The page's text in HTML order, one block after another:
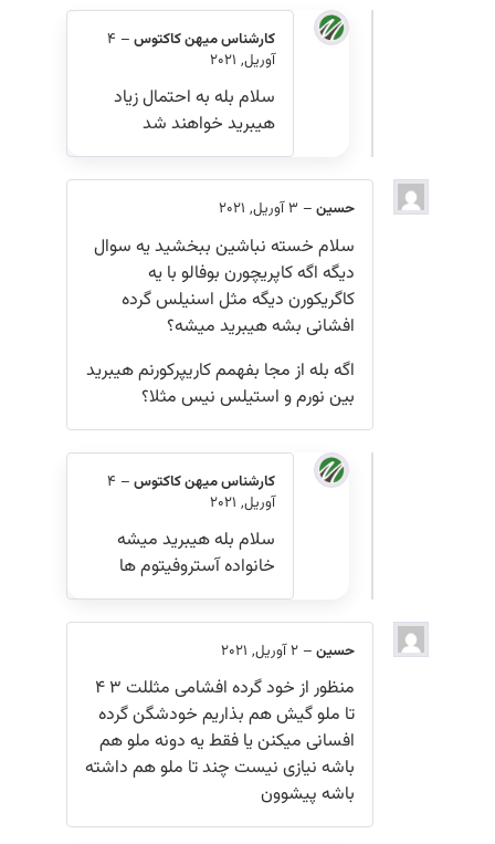
کارشناس میهن کاکتوس–
4
سلام بله به احتمال زیاد
هیبرید خواهند شد
حسین–3 آوریل, 2021
سلام خسته نباشین ببخشید یه سوال
دیگه اگه کاپریچورن بوفالو با یه
کاگریکورن دیگه مثل اسنیلس گرده
افشانی بشه هیبرید میشه؟
اگه بله از مجا بفهمم کاریپرکورنم هیبرید
بین نورم و استیلس نیس مثلا؟
کارشناس میهن کاکتوس–
4
سلام بله هیبرید میشه
خانواده آستروفیتوم ها
حسین–2 آوریل, 2021
منظور از خود گرده افشامی مثللت ۳ ۴
تا ملو گیش هم بذاریم خودشگن گرده
افسانی میکنن یا فقط یه دونه ملو هم
باشه نیازی نیست چند تا ملو هم داشته